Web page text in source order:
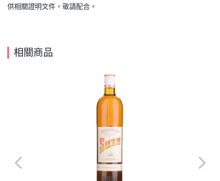
供相關證明文件，敬請配合。
相關商品